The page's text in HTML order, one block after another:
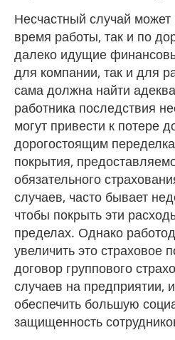
Несчастный случай может
время работы, так и по
далеко идущие
для компании, так и для
сама должна найти
работника последствия
могут привести к потере
дорогостоящим
покрытия,
обязательного
случаев, часто бывает
чтобы покрыть эти
пределах. Однако
увеличить это страховое
договор группового
случаев на предприятии,
обеспечить большую
защищенность